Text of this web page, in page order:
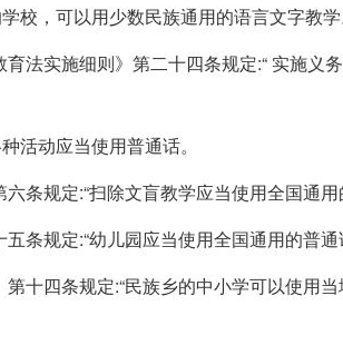
校，可以用少数民族通用的语言文字教学
法实施细则》第二十四条规定:“ 实施
活动应当使用普通话。
条规定:“扫除文盲教学应当使用全国通用
条规定:“幼儿园应当使用全国通用的普通
十四条规定:“民族乡的中小学可以使用